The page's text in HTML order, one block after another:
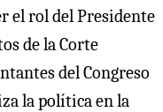
el rol del Presidente
de la Corte
del Congreso
la política en la